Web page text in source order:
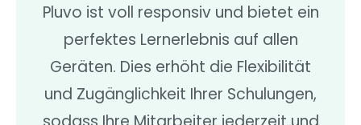
Pluvo ist voll responsiv und bietet ein
perfektes Lernerlebnis auf allen
Geräten. Dies erhöht die Flexibilität
und Zugänglichkeit Ihrer Schulungen,